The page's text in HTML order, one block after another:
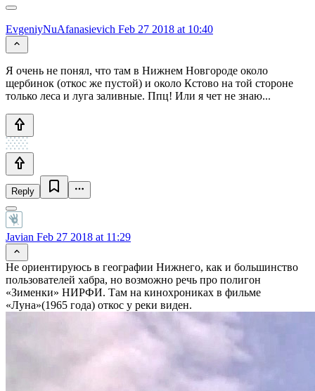
EvgeniyNuAfanasievich Feb 27 2018 at 10:40
Я очень не понял, что там в Нижнем Новгороде около
щербинок (откос же пустой) и около Кстово на той стороне
только леса и луга заливные. Ппц! Или я чет не знаю...
Reply
Javian Feb 27 2018 at 11:29
Не ориентируюсь в географии Нижнего, как и большинство
пользователей хабра, но возможно речь про полигон
«Зименки» НИРФИ. Там на кинохрониках в фильме
«Луна»(1965 года) откос у реки виден.